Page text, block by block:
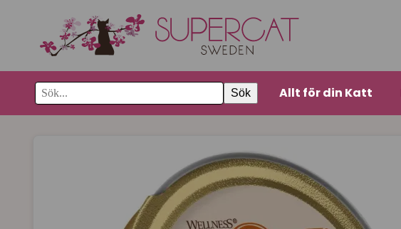
Sök Allt för din Katt